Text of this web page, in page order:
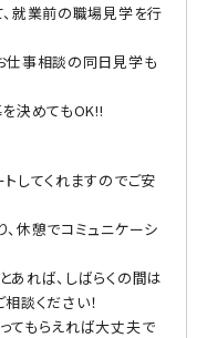
、就業前の職場見学を行
仕事相談の同日見学も
決めてもOK!!
してくれますのでご安
休憩でコミュニケーシ
れば、しばらくの間は
談ください！
てもらえれば大丈夫で